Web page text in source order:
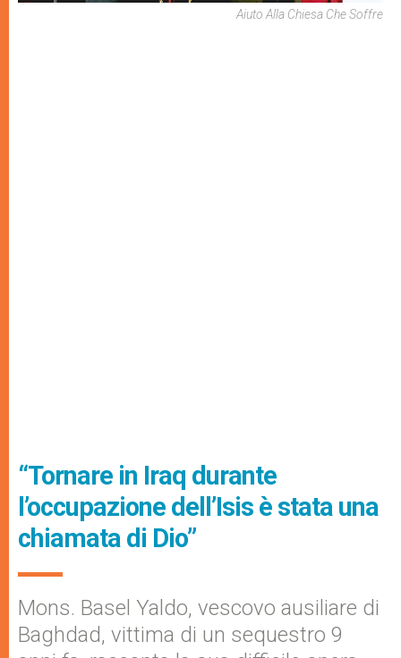
Aiuto Alla Chiesa Che Soffre
“Tornare in Iraq durante
l’occupazione dell’Isis è stata una
chiamata di Dio”
Mons. Basel Yaldo, vescovo ausiliare di
Baghdad, vittima di un sequestro 9